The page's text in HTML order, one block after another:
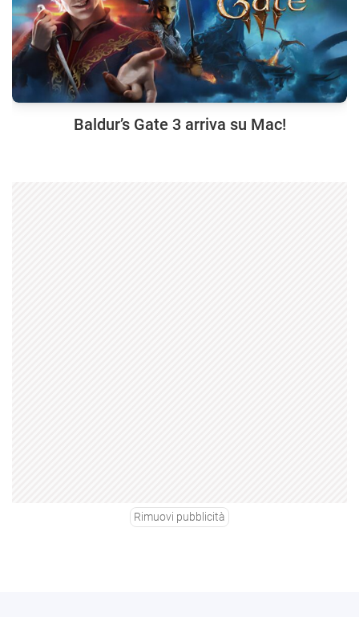
Baldur’s Gate 3 arriva su Mac!
Rimuovi pubblicità